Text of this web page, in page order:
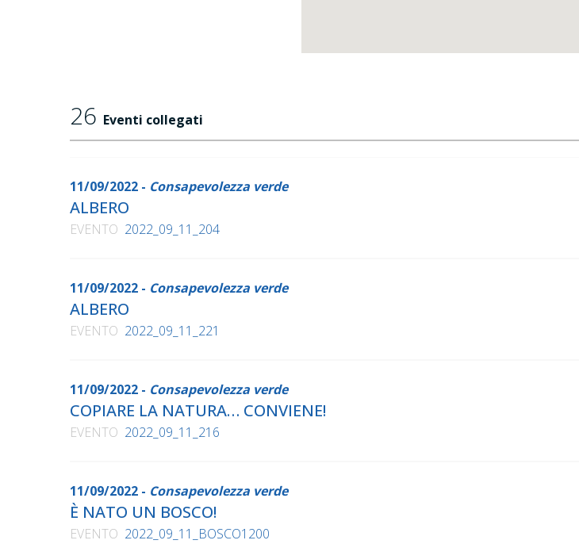
26 Eventi collegati
11/09/2022 - Consapevolezza verde
ALBERO
EVENTO 2022_09_11_204
11/09/2022 - Consapevolezza verde
ALBERO
EVENTO 2022_09_11_221
11/09/2022 - Consapevolezza verde
COPIARE LA NATURA… CONVIENE!
EVENTO 2022_09_11_216
11/09/2022 - Consapevolezza verde
È NATO UN BOSCO!
EVENTO 2022_09_11_BOSCO1200